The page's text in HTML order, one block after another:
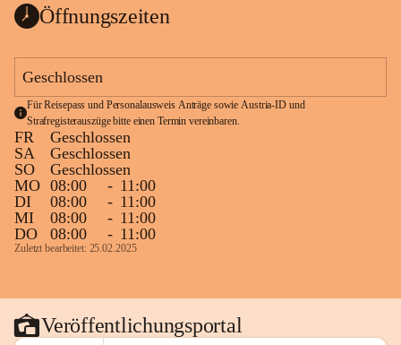
Öffnungszeiten
Geschlossen
Für Reisepass und Personalausweis Anträge sowie Austria-ID und
Strafregisterauszüge bitte einen Termin vereinbaren.
FR
Geschlossen
SA
Geschlossen
SO
Geschlossen
MO 08:00 - 11:00
DI
08:00 - 11:00
MI
08:00 - 11:00
DO
08:00 - 11:00
Zuletzt bearbeitet: 25.02.2025
Veröffentlichungsportal